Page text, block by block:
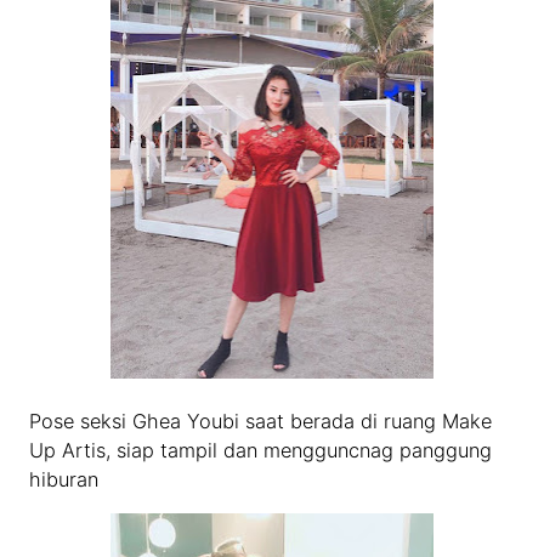
Pose seksi Ghea Youbi saat berada di ruang Make
Up Artis, siap tampil dan mengguncnag panggung
hiburan